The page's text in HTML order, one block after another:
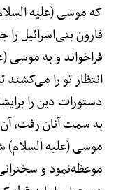
که موسی (علیه
قارون بنی‌اسرائیل
فراخواند و به
انتظار تو را می‌کشند
دستورات دین را
به سمت آنان رفت،
موسی (علیه السلام)
موعظه‌نمود و